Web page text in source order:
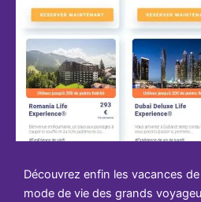
Découvrez enfin les vacances
mode de vie des grands